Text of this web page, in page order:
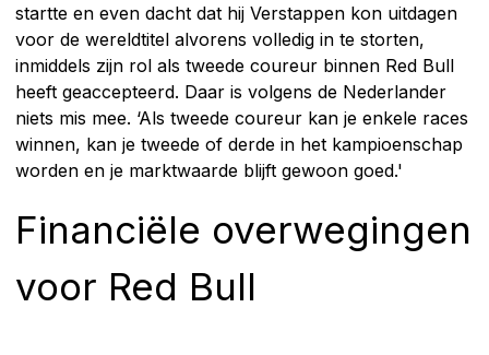
startte en even dacht dat hij Verstappen kon uitdagen
voor de wereldtitel alvorens volledig in te storten,
inmiddels zijn rol als tweede coureur binnen Red Bull
heeft geaccepteerd. Daar is volgens de Nederlander
niets mis mee. ‘Als tweede coureur kan je enkele races
winnen, kan je tweede of derde in het kampioenschap
worden en je marktwaarde blijft gewoon goed.'
Financiële overwegingen
voor Red Bull